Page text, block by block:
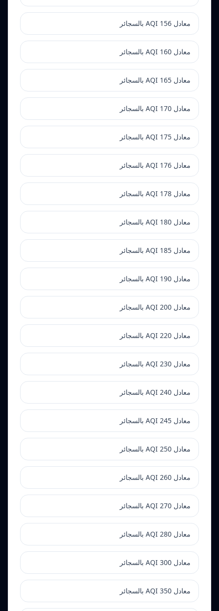
معادل AQI 156 بالسجائر
معادل AQI 160 بالسجائر
معادل AQI 165 بالسجائر
معادل AQI 170 بالسجائر
معادل AQI 175 بالسجائر
معادل AQI 176 بالسجائر
معادل AQI 178 بالسجائر
معادل AQI 180 بالسجائر
معادل AQI 185 بالسجائر
معادل AQI 190 بالسجائر
معادل AQI 200 بالسجائر
معادل AQI 220 بالسجائر
معادل AQI 230 بالسجائر
معادل AQI 240 بالسجائر
معادل AQI 245 بالسجائر
معادل AQI 250 بالسجائر
معادل AQI 260 بالسجائر
معادل AQI 270 بالسجائر
معادل AQI 280 بالسجائر
معادل AQI 300 بالسجائر
معادل AQI 350 بالسجائر